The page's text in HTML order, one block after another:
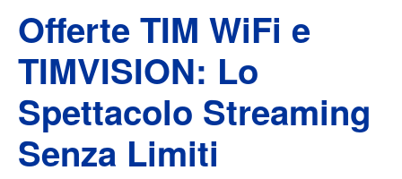
Offerte TIM WiFi e
TIMVISION: Lo
Spettacolo Streaming
Senza Limiti